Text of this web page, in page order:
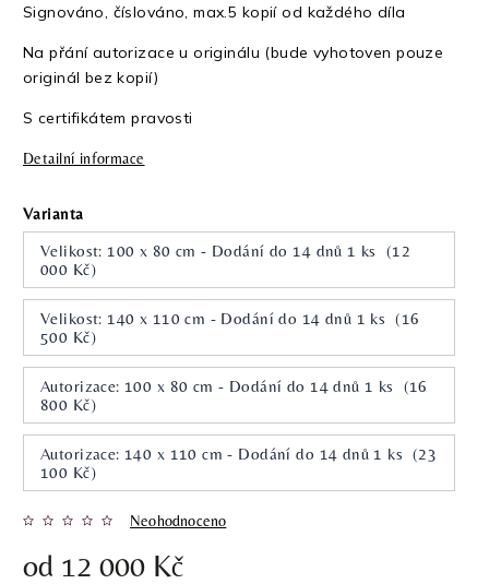
Signováno, číslováno, max.5 kopií od každého díla
Na přání autorizace u originálu (bude vyhotoven pouze
originál bez kopií)
S certifikátem pravosti
Detailní informace
Varianta
Velikost: 100 x 80 cm - Dodání do 14 dnů 1 ks (12
000 Kč)
Velikost: 140 x 110 cm - Dodání do 14 dnů 1 ks (16
500 Kč)
Autorizace: 100 x 80 cm - Dodání do 14 dnů 1 ks (16
800 Kč)
Autorizace: 140 x 110 cm - Dodání do 14 dnů 1 ks (23
100 Kč)
Neohodnoceno
od 12 000 Kč